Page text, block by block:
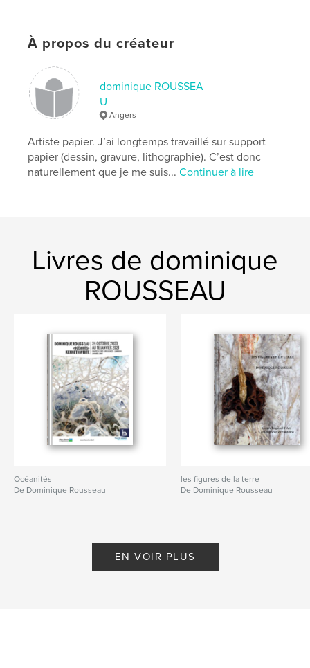
Jardin , Poétique , Jardin
Ecologie
, Botanique
À propos du créateur
dominique ROUSSEA
U
Angers
Artiste papier. J’ai longtemps travaillé sur support
papier (dessin, gravure, lithographie). C’est donc
naturellement que je me suis...Continuer à lire
Livres de dominique
ROUSSEAU
Océanités
De Dominique Rousseau
les figures de la terre
De Dominique Rousseau
EN VOIR PLUS